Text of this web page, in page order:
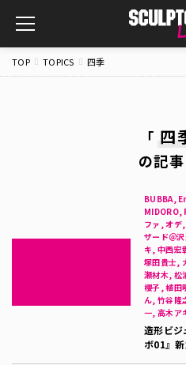
toggle
navigation
TOP TOPICS 四季
「 四
の記
BUBBA,
MIDORO,
ファ, オデ
ザード＠
キ, 中西宏
塚田貴士,
瀬材木, 松
櫻子, 植田
ん, 竹谷隆
一, 高木ア
造形ビジ
ボ01』